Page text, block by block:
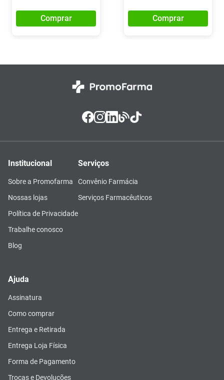
Comprar Comprar
Institucional
Sobre a Promofarma
Nossas lojas
Política de Privacidade
Trabalhe conosco
Blog
Serviços
Convênio Farmácia
Serviços Farmacêuticos
Ajuda
Assinatura
Como comprar
Entrega e Retirada
Entrega Loja Física
Forma de Pagamento
Trocas e Devoluções